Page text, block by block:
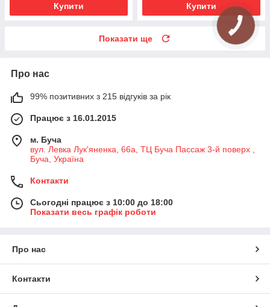
Купити Купити
Показати ще
Про нас
99% позитивних з 215 відгуків за рік
Працює з 16.01.2015
м. Буча
вул. Левка Лук'яненка, 66а, ТЦ Буча Пассаж 3-й поверх ,
Буча, Україна
Контакти
Сьогодні працює з 10:00 до 18:00
Показати весь графік роботи
Про нас
Контакти